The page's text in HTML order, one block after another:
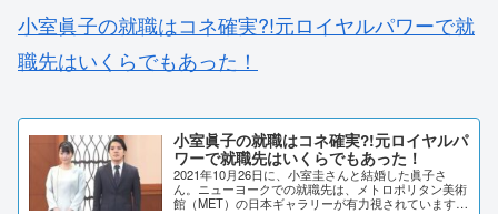
小室眞子の就職はコネ確実?!元ロイヤルパワーで就
職先はいくらでもあった！
小室眞子の就職はコネ確実?!元ロイヤルパ
ワーで就職先はいくらでもあった！
2021年10月26日に、小室圭さんと結婚した眞子さ
ん。ニューヨークでの就職先は、メトロポリタン美術
館（MET）の日本ギャラリーが有力視されています。